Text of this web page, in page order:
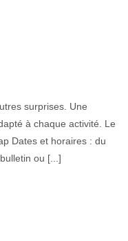
surprises. Une
à chaque activité. Le
Dates et horaires : du
ou [...]